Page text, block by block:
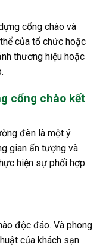
cổng chào và
của tổ chức hoặc
thương hiệu hoặc
cổng chào kết
đèn là một ý
gian ấn tượng và
hiện sự phối hợp
độc đáo. Và phong
của khách sạn